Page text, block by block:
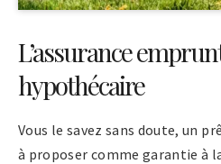
L’assurance
hypothécaire
Vous le savez sans doute, un
à proposer comme garantie à